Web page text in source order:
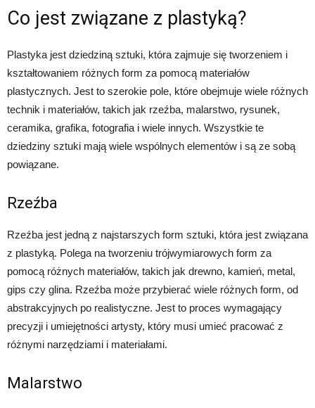
Co jest związane z plastyką?
Plastyka jest dziedziną sztuki, która zajmuje się tworzeniem i
kształtowaniem różnych form za pomocą materiałów
plastycznych. Jest to szerokie pole, które obejmuje wiele różnych
technik i materiałów, takich jak rzeźba, malarstwo, rysunek,
ceramika, grafika, fotografia i wiele innych. Wszystkie te
dziedziny sztuki mają wiele wspólnych elementów i są ze sobą
powiązane.
Rzeźba
Rzeźba jest jedną z najstarszych form sztuki, która jest związana
z plastyką. Polega na tworzeniu trójwymiarowych form za
pomocą różnych materiałów, takich jak drewno, kamień, metal,
gips czy glina. Rzeźba może przybierać wiele różnych form, od
abstrakcyjnych po realistyczne. Jest to proces wymagający
precyzji i umiejętności artysty, który musi umieć pracować z
różnymi narzędziami i materiałami.
Malarstwo